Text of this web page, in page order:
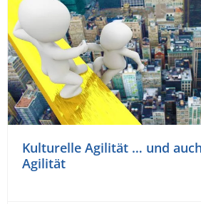
Kulturelle Agilität … und
Agilität